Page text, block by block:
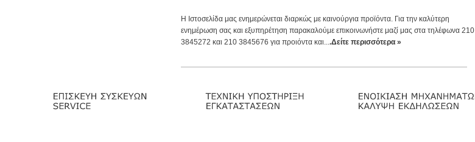
Η Ιστοσελίδα μας ενημερώνεται διαρκώς με καινούργια προϊόντα. Για την καλύτερη
ενημέρωση σας και εξυπηρέτηση παρακαλούμε επικοινωνήστε μαζί μας στα τηλέφωνα 210
3845272 και 210 3845676 για προιόντα και....Δείτε περισσότερα »